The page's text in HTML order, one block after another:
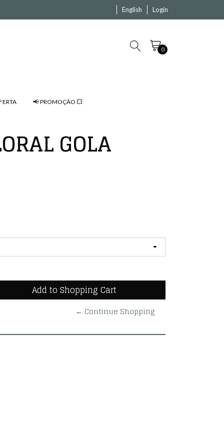
English Login
0
📢 PROMOÇÃO 💥
GOLA
← Continue Shopping